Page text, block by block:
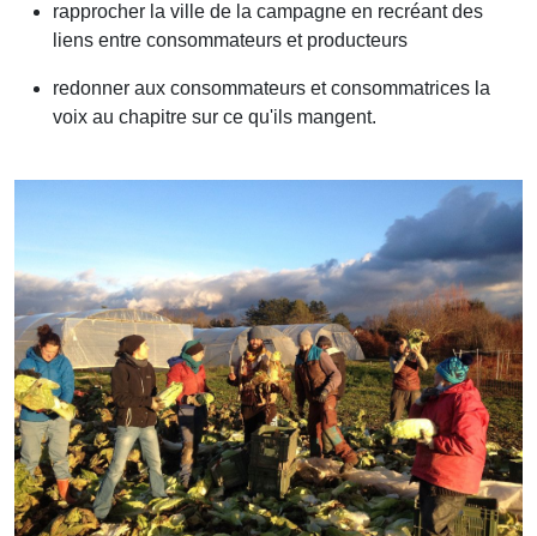
rapprocher la ville de la campagne en recréant des
liens entre consommateurs et producteurs
redonner aux consommateurs et consommatrices la
voix au chapitre sur ce qu'ils mangent.